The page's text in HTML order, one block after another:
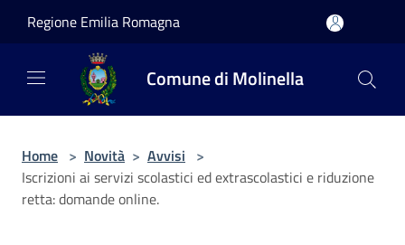
Regione Emilia Romagna
Comune di Molinella
Home > Novità > Avvisi >
Iscrizioni ai servizi scolastici ed extrascolastici e riduzione
retta: domande online.